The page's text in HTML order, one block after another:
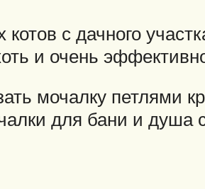
с дачного
и очень
мочалку
для бани и душа